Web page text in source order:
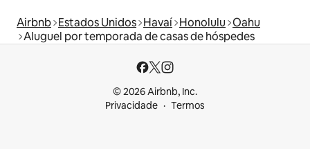
Airbnb Estados Unidos Havaí Honolulu Oahu
Aluguel por temporada de casas de hóspedes
© 2026 Airbnb, Inc.
Privacidade
Termos